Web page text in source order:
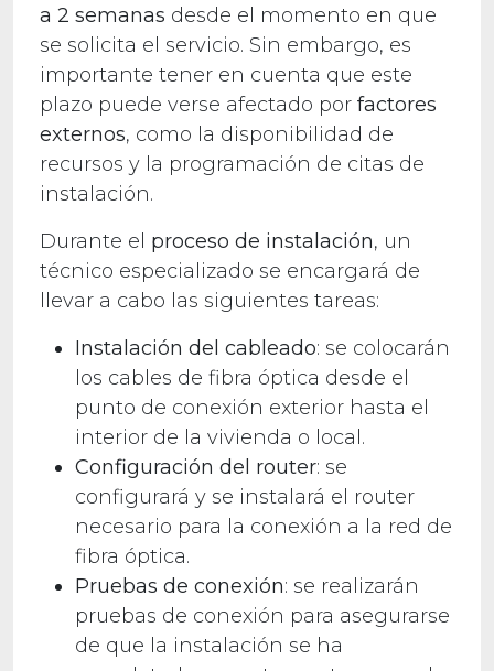
a 2 semanas desde el momento en que
se solicita el servicio. Sin embargo, es
importante tener en cuenta que este
plazo puede verse afectado por factores
externos, como la disponibilidad de
recursos y la programación de citas de
instalación.
Durante el proceso de instalación, un
técnico especializado se encargará de
llevar a cabo las siguientes tareas:
Instalación del cableado: se colocarán
los cables de fibra óptica desde el
punto de conexión exterior hasta el
interior de la vivienda o local.
Configuración del router: se
configurará y se instalará el router
necesario para la conexión a la red de
fibra óptica.
Pruebas de conexión: se realizarán
pruebas de conexión para asegurarse
de que la instalación se ha